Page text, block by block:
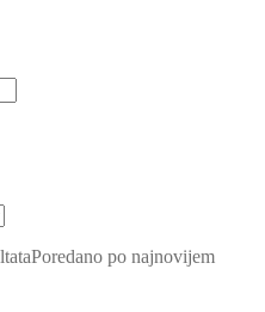
Poredano po najnovijem